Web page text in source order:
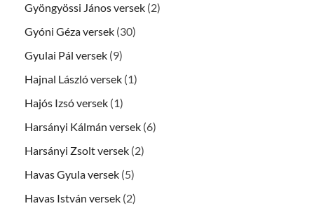
Gyöngyössi János versek (2)
Gyóni Géza versek (30)
Gyulai Pál versek (9)
Hajnal László versek (1)
Hajós Izsó versek (1)
Harsányi Kálmán versek (6)
Harsányi Zsolt versek (2)
Havas Gyula versek (5)
Havas István versek (2)